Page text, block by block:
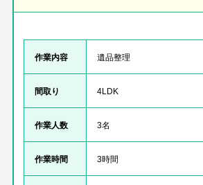
作業内容 遺品整理
間取り 4LDK
作業人数 3名
作業時間 3時間